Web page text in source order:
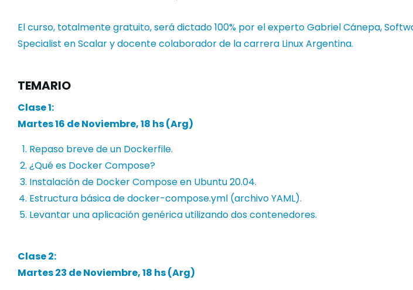
El curso, totalmente gratuito, será dictado 100% por el experto Gabriel Cánepa,
Specialist en Scalar y docente colaborador de la carrera Linux Argentina.
TEMARIO
Clase 1:
Martes16 de Noviembre, 18 hs (Arg)
Repaso breve de un Dockerfile.
¿Qué es Docker Compose?
Instalación de Docker Compose en Ubuntu 20.04.
Estructura básica de docker-compose.yml (archivo YAML).
Levantar una aplicación genérica utilizando dos contenedores.
Clase 2:
Martes23 de Noviembre, 18 hs (Arg)